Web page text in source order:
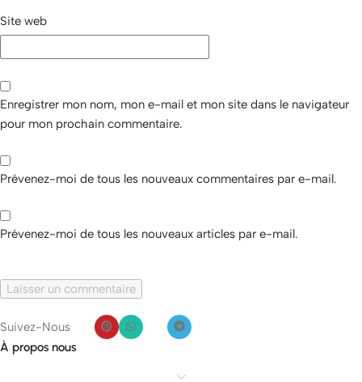
Site web
Enregistrer mon nom, mon e-mail et mon site dans le navigateur
pour mon prochain commentaire.
Prévenez-moi de tous les nouveaux commentaires par e-mail.
Prévenez-moi de tous les nouveaux articles par e-mail.
Suivez-Nous
À propos nous